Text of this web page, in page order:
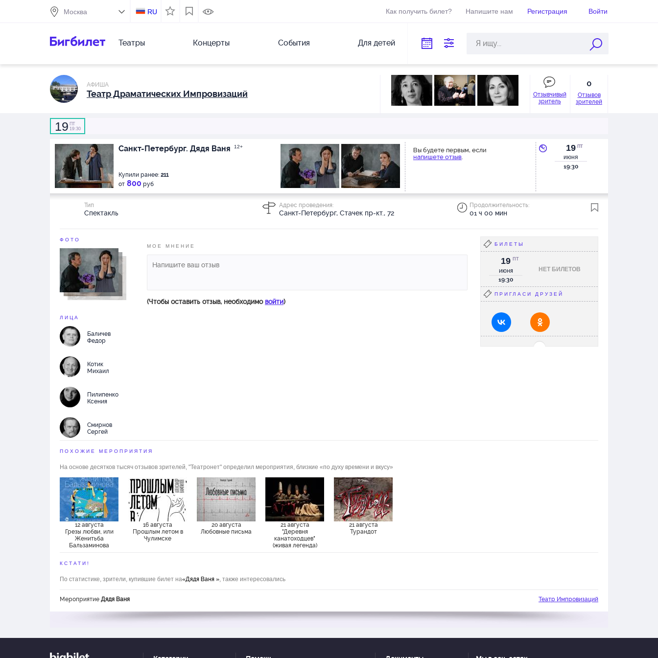
RU Как получить билет? Напишите нам Регистрация Войти
Театры Концерты События Для детей
АФИША
Театр Драматических Импровизаций
Отзывчивый
зритель
0
Отзывов
зрителей
19 ПТ
19:30
Санкт-Петербург. Дядя Ваня 12+
Купили ранее: 211
от 800 руб
Вы будете первым, если
напишете отзыв.
19 ПТ
июня
19:30
Тип
Спектакль
Адрес проведения:
Санкт-Петербург, Стачек пр-кт., 72
Продолжительность:
01 ч 00 мин
ФОТО
ЛИЦА
Баличев
Федор
Котик
Михаил
Пилипенко
Ксения
Смирнов
Сергей
Тригубенко
Лидия
МОЕ МНЕНИЕ
(Чтобы оставить отзыв, необходимо войти)
БИЛЕТЫ
НЕТ БИЛЕТОВ
19
июня
ПТ
19:30
ПРИГЛАСИ ДРУЗЕЙ
ПОХОЖИЕ МЕРОПРИЯТИЯ
На основе десятков тысяч отзывов зрителей, "Театронет" определил мероприятия, близкие «по духу времени и вкусу»
12 августа
Грезы любви, или
Женитьба
Бальзаминова
16 августа
Прошлым летом в
Чулимске
20 августа
Любовные письма
21 августа
"Деревня
канатоходцев"
(живая легенда)
21 августа
Турандот
КСТАТИ!
По статистике, зрители, купившие билет на«Дядя Ваня », также интересовались
Театр Импровизаций
Мероприятие Дядя Ваня